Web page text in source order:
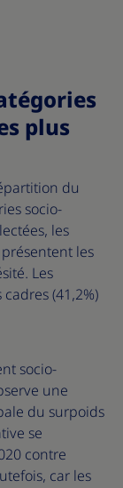
plus
du
socio-
les
présentent les
Les
(41,2%)
socio-
une
du surpoids
se
contre
car les